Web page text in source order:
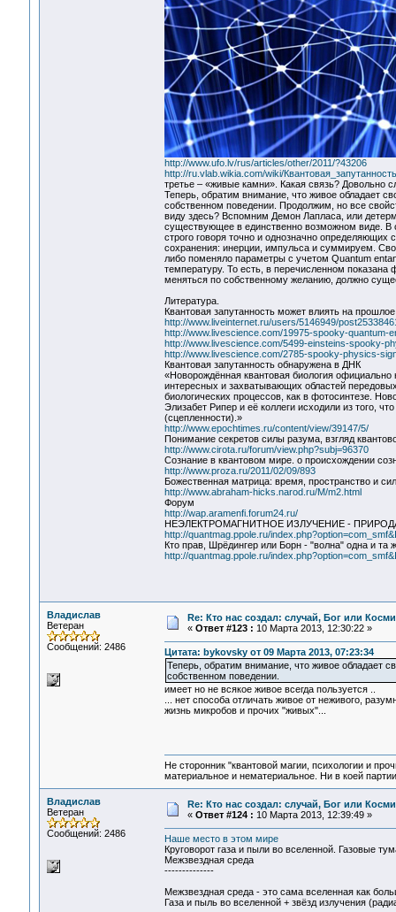
http://www.ufo.lv/rus/articles/other/2011/?43206
http://ru.vlab.wikia.com/wiki/Квантовая_запутанность
третье – «живые камни». Какая связь? Довольно
Теперь, обратим внимание, что живое обладает
собственном поведении. Продолжим, но все
виду здесь? Вспомним Демон Лапласа, или
существующее в единственно возможном виде. В
строго говоря точно и однозначно
сохранения: инерции, импульса и суммируем.
либо поменяло параметры с учетом Quantum
температуру. То есть, в перечисленном
меняться по собственному желанию, должно
Литература.
Квантовая запутанность может влиять на прошлое
http://www.liveinternet.ru/users/5146949/
http://www.livescience.com/19975-spooky-quantum-
http://www.livescience.com/5499-einsteins-spooky-
http://www.livescience.com/2785-spooky-physics-
Квантовая запутанность обнаружена в ДНК
«Новорождённая квантовая биология
интересных и захватывающих областей
биологических процессов, как в фотосинтезе.
Элизабет Рипер и её коллеги исходили из того,
(сцепленности).»
http://www.epochtimes.ru/content/view/39147/5/
Понимание секретов силы разума, взгляд
http://www.cirota.ru/forum/view.php?subj=96370
Сознание в квантовом мире. о происхождении
http://www.proza.ru/2011/02/09/893
Божественная матрица: время, пространство и
http://www.abraham-hicks.narod.ru/M/m2.html
Форум
http://wap.aramenfi.forum24.ru/
НЕЭЛЕКТРОМАГНИТНОЕ ИЗЛУЧЕНИЕ -
http://quantmag.ppole.ru/
Кто прав, Шрёдингер или Борн - "волна" одна и та
http://quantmag.ppole.ru/
Владислав
Ветеран
Сообщений: 2486
Re: Кто нас создал: случай, Бог или
« Ответ #123 : 10 Марта 2013, 12:30:22 »
Цитата: bykovsky от 09 Марта 2013, 07:23:34
Теперь, обратим внимание, что живое обладает
собственном поведении.
имеет но не всякое живое всегда пользуется ..
... нет способа отличать живое от неживого,
жизнь микробов и прочих "живых"...
Не сторонник "квантовой магии, психологии и
материальное и нематериальное. Ни в коей
Владислав
Ветеран
Сообщений: 2486
Re: Кто нас создал: случай, Бог или
« Ответ #124 : 10 Марта 2013, 12:39:49 »
Наше место в этом мире
Круговорот газа и пыли во вселенной.
Межзвездная среда
--------------
Межзвездная среда - это сама вселенная как
Газа и пыль во вселенной + звёзд излучения